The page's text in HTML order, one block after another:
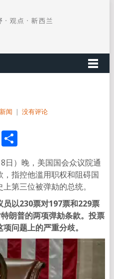
闻 | 没有评论
分
享
日）晚，美国国会众议院通
指控他滥用职权和阻碍国
第三位被弹劾的总统。
以230票对197票和229票
朗普的两项弹劾条款。投票
问题上的严重分歧。